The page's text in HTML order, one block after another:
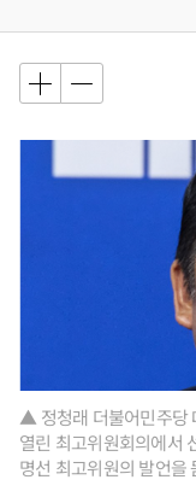
▲ 정청래 더불어민주당
열린 최고위원회의에서
명선 최고위원의 발언을